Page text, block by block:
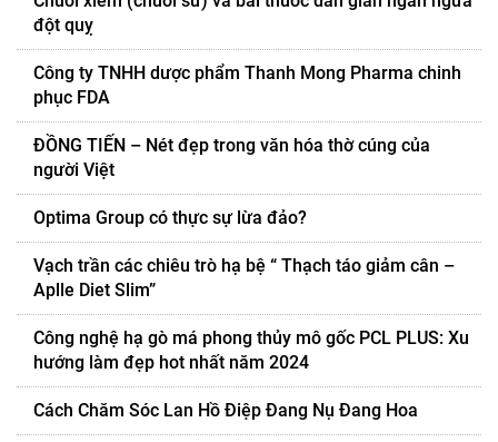
đột quỵ
Công ty TNHH dược phẩm Thanh Mong Pharma chinh
phục FDA
ĐỒNG TIẾN – Nét đẹp trong văn hóa thờ cúng của
người Việt
Optima Group có thực sự lừa đảo?
Vạch trần các chiêu trò hạ bệ “ Thạch táo giảm cân –
Aplle Diet Slim”
Công nghệ hạ gò má phong thủy mô gốc PCL PLUS: Xu
hướng làm đẹp hot nhất năm 2024
Cách Chăm Sóc Lan Hồ Điệp Đang Nụ Đang Hoa